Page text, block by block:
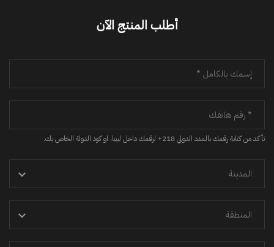
أطلب المنتج الآن
تأكد من كتابة رقمك بالمدد الدولي 218+ لرقمك داخل ليبيا، او كود الدولة الخاص بك.